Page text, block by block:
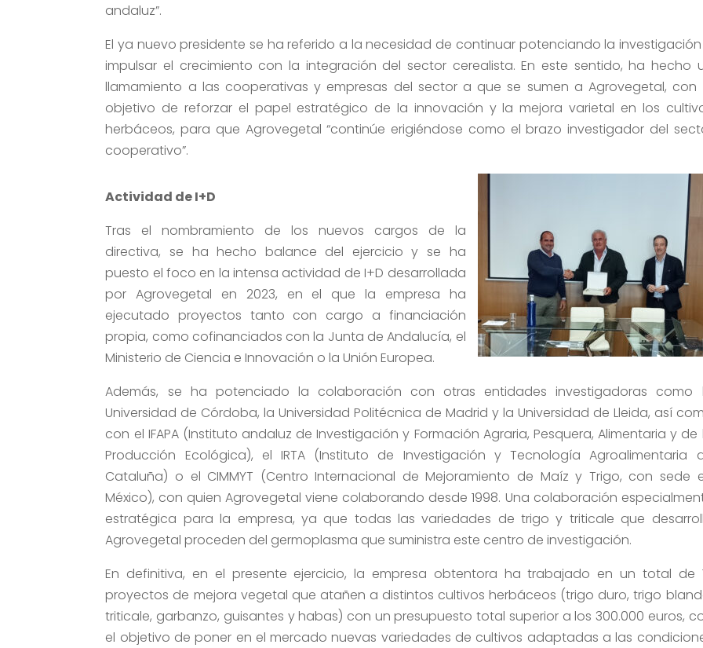
andaluz”.
El ya nuevo presidente se ha referido a la necesidad de continuar potenciando la
impulsar el crecimiento con la integración del sector cerealista. En este sentido, ha hecho
llamamiento a las cooperativas y empresas del sector a que se sumen a Agrovegetal, con
objetivo de reforzar el papel estratégico de la innovación y la mejora varietal en los
herbáceos, para que Agrovegetal “continúe erigiéndose como el brazo investigador del
cooperativo”.
Actividad de I+D
Tras el nombramiento de los nuevos cargos de la
directiva, se ha hecho balance del ejercicio y se ha
puesto el foco en la intensa actividad de I+D desarrollada
por Agrovegetal en 2023, en el que la empresa ha
ejecutado proyectos tanto con cargo a financiación
propia, como cofinanciados con la Junta de Andalucía, el
Ministerio de Ciencia e Innovación o la Unión Europea.
Además, se ha potenciado la colaboración con otras entidades investigadoras como
Universidad de Córdoba, la Universidad Politécnica de Madrid y la Universidad de Lleida, así
con el IFAPA (Instituto andaluz de Investigación y Formación Agraria, Pesquera, Alimentaria y de
Producción Ecológica), el IRTA (Instituto de Investigación y Tecnología Agroalimentaria
Cataluña) o el CIMMYT (Centro Internacional de Mejoramiento de Maíz y Trigo, con sede
México), con quien Agrovegetal viene colaborando desde 1998. Una colaboración
estratégica para la empresa, ya que todas las variedades de trigo y triticale que
Agrovegetal proceden del germoplasma que suministra este centro de investigación.
En definitiva, en el presente ejercicio, la empresa obtentora ha trabajado en un total de
proyectos de mejora vegetal que atañen a distintos cultivos herbáceos (trigo duro, trigo
triticale, garbanzo, guisantes y habas) con un presupuesto total superior a los 300.000 euros,
el objetivo de poner en el mercado nuevas variedades de cultivos adaptadas a las